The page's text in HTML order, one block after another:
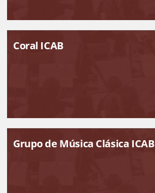
Coral ICAB
Grupo de Música Clásica ICAB